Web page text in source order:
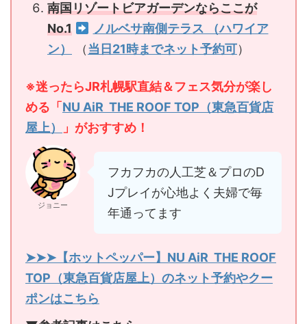
南国リゾートビアガーデンならここが
No.1
ノルベサ南側テラス （ハワイア
ン）
（当日21時までネット予約可）
※迷ったらJR札幌駅直結＆フェス気分が楽し
める「NU AiR THE ROOF TOP（東急百貨店
屋上）
」がおすすめ！
ジョニー
フカフカの人工芝＆プロのD
Jプレイが心地よく夫婦で毎
年通ってます
➤➤➤【ホットペッパー】NU AiR THE ROOF
TOP（東急百貨店屋上）のネット予約やクー
ポンはこちら